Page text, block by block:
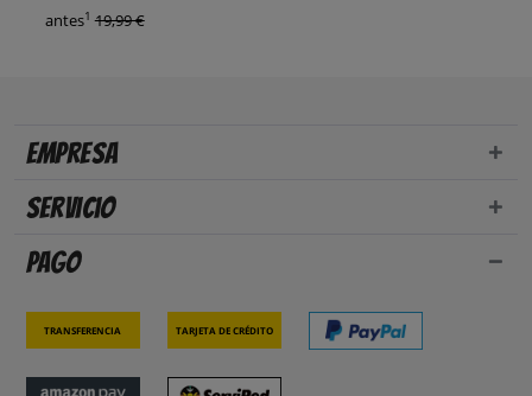
antes1 19,99 €
Empresa
Servicio
Pago
Transferencia Tarjeta de crédito